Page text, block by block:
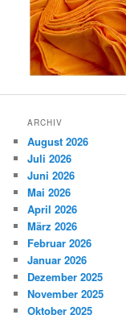
ARCHIV
August 2026
Juli 2026
Juni 2026
Mai 2026
April 2026
März 2026
Februar 2026
Januar 2026
Dezember 2025
November 2025
Oktober 2025